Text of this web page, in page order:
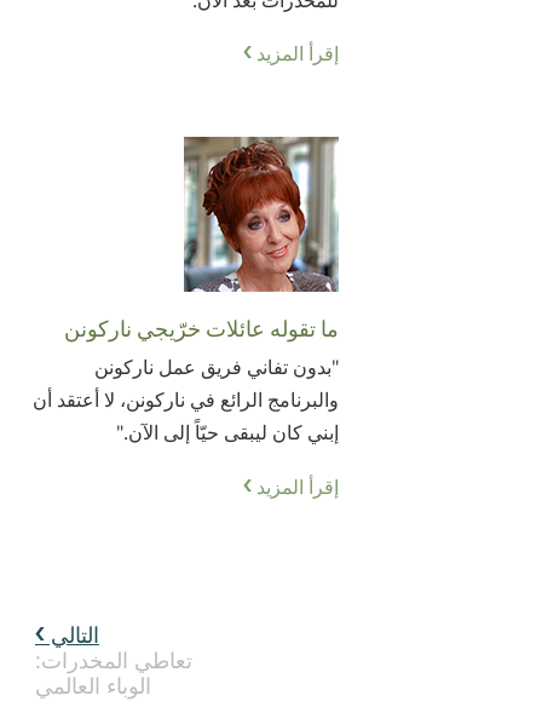
إقرأ المزيد
ما تقوله عائلات خرّيجي ناركونن
"بدون تفاني فريق عمل ناركونن
والبرنامج الرائع في ناركونن، لا أعتقد أن
إبني كان ليبقى حيّاً إلى الآن."
إقرأ المزيد
التالي
تعاطي المخدرات:
الوباء العالمي